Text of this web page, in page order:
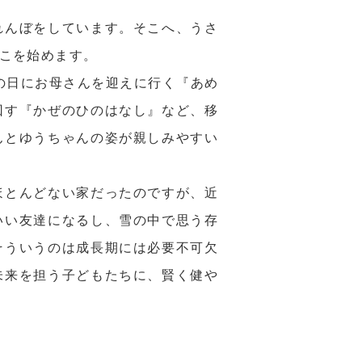
ぼをしています。そこへ、うさ
を始めます。
にお母さんを迎えに行く『あめ
『かぜのひのはなし』など、移
ゆうちゃんの姿が親しみやすい
んどない家だったのですが、近
友達になるし、雪の中で思う存
いうのは成長期には必要不可欠
を担う子どもたちに、賢く健や